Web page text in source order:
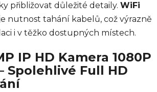
přibližovat důležité detaily. WiFi
nutnost tahání kabelů, což výrazně
i v těžko dostupných místech.
IP HD Kamera 1080P
Spolehlivé Full HD